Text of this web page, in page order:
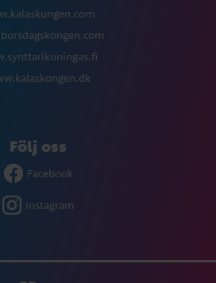
Följ oss
Facebook
Instagram